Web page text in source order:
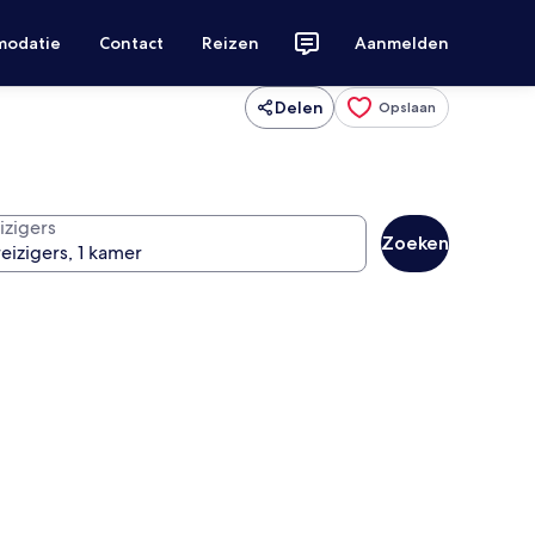
Contact Reizen Aanmelden
Delen Opslaan
Zoeken